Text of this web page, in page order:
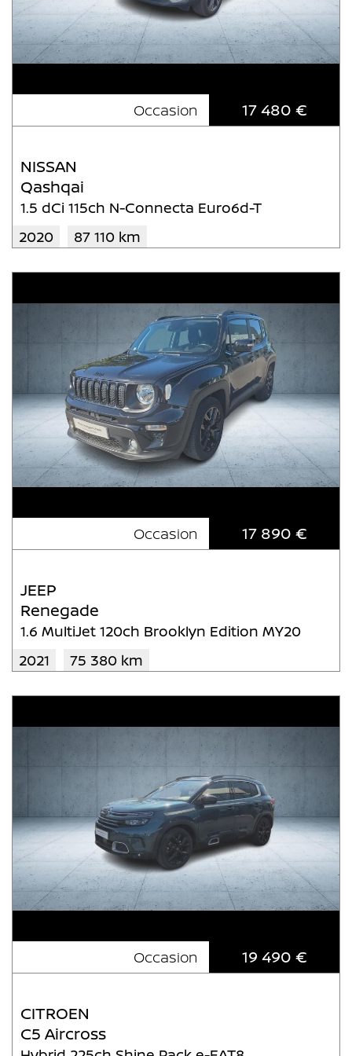
Occasion 17 480 €
NISSAN
Qashqai
1.5 dCi 115ch N-Connecta Euro6d-T
2020
87 110 km
Occasion 17 890 €
JEEP
Renegade
1.6 MultiJet 120ch Brooklyn Edition MY20
2021
75 380 km
Occasion 19 490 €
CITROEN
C5 Aircross